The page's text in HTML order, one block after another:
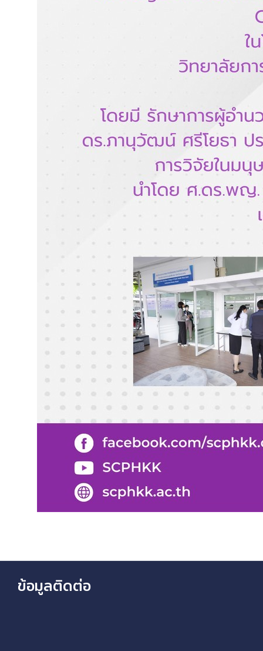
ข้อมูลติดต่อ